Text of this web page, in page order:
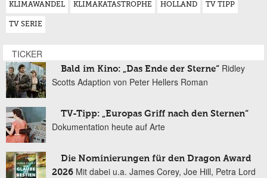
KLIMAWANDEL KLIMAKATASTROPHE HOLLAND TV TIPP
TV SERIE
TICKER
Bald im Kino: „Das Ende der Sterne“ Ridley
Scotts Adaption von Peter Hellers Roman
TV-Tipp: „Europas Griff nach den Sternen“
Dokumentation heute auf Arte
Die Nominierungen für den Dragon Award
2026 Mit dabei u.a. James Corey, Joe Hill, Petra Lord